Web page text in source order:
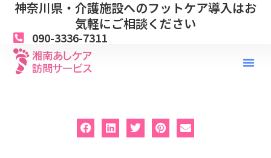
神奈川県・介護施設へのフットケア導入はお
気軽にご相談ください
090-3336-7311